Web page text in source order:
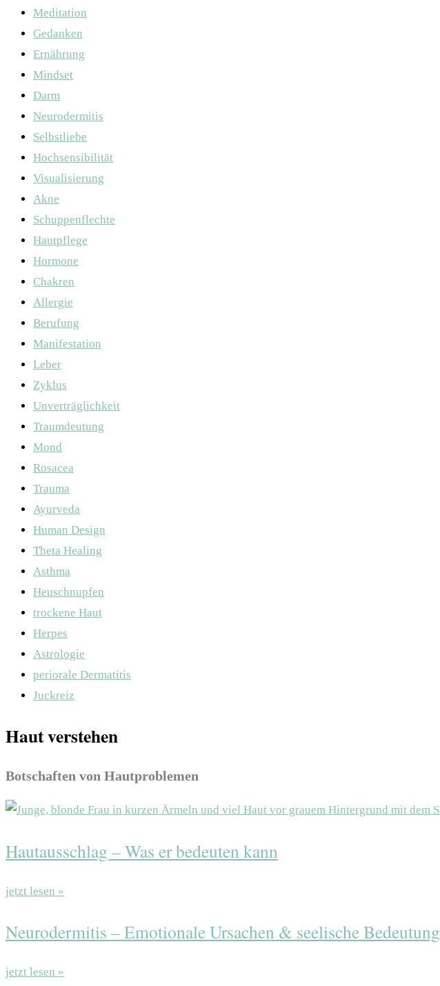
Meditation
Gedanken
Ernährung
Mindset
Darm
Neurodermitis
Selbstliebe
Hochsensibilität
Visualisierung
Akne
Schuppenflechte
Hautpflege
Hormone
Chakren
Allergie
Berufung
Manifestation
Leber
Zyklus
Unverträglichkeit
Traumdeutung
Mond
Rosacea
Trauma
Ayurveda
Human Design
Theta Healing
Asthma
Heuschnupfen
trockene Haut
Herpes
Astrologie
periorale Dermatitis
Juckreiz
Haut verstehen
Botschaften von Hautproblemen
Hautausschlag – Was er bedeuten kann
jetzt lesen »
Neurodermitis – Emotionale Ursachen & seelische Bedeutung
jetzt lesen »